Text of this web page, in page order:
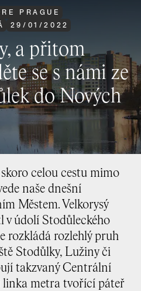
PRAGUE
29/ 01 /2022
a přitom
se s námi ze
do Nových
celou cestu mimo
naše dnešní
Městem. Velkorysý
v údolí Stodůleckého
rozkládá rozlehlý pruh
Stodůlky, Lužiny či
takzvaný Centrální
metra tvořící páteř